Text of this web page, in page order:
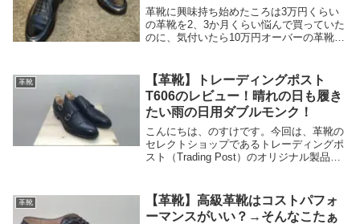
革靴に興味持ち始めたころは3万円くらい
の革靴を2、3か月くらい悩んで買っていた
のに、気付いたら10万円オーバーの革靴を
靴好きの性です。3万円の革靴でも10万円
の革靴...
革靴
【革靴】トレーディングポスト
T606のレビュー！晴れの日も履き
たい雨の日用ダブルモンク！
こんにちは、のすけです。今回は、革靴の
セレクトショップであるトレーディングポ
スト（Trading Post）のオリジナル製品か
る通り、雨用として購入した一足にな...
革靴
【革靴】高級革靴はコストパフォ
ーマンスがいい？→そんなこたぁ